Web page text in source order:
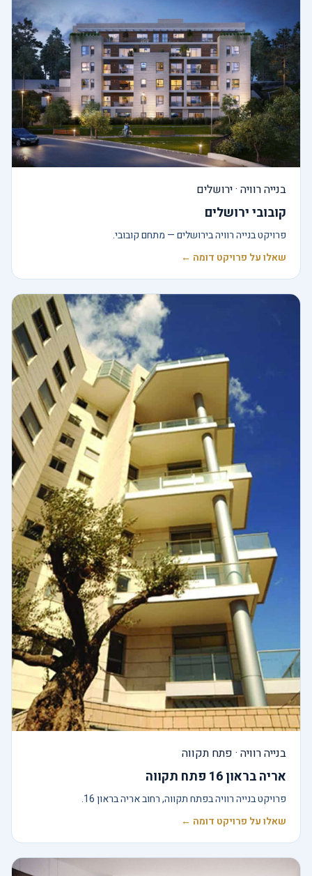
בנייה רוויה · ירושלים
קובובי ירושלים
פרויקט בנייה רוויה בירושלים — מתחם קובובי.
שאלו על פרויקט דומה ←
בנייה רוויה · פתח תקווה
אריה בראון 16 פתח תקווה
פרויקט בנייה רוויה בפתח תקווה, רחוב אריה בראון 16.
שאלו על פרויקט דומה ←